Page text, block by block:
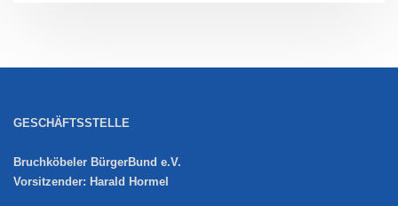
GESCHÄFTSSTELLE
Bruchköbeler BürgerBund e.V.
Vorsitzender: Harald Hormel